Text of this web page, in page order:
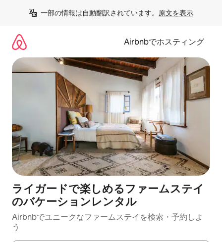
一部の情報は自動翻訳されています。 原文を表示
Airbnbでホスティング
ライガードで楽しめるファームステイ
のバケーションレンタル
Airbnbでユニークなファームステイを検索・予約しよ
う